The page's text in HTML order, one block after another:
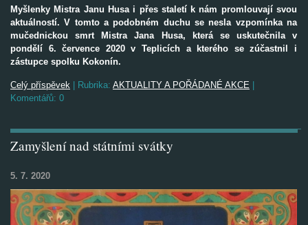
Myšlenky Mistra Janu Husa i přes staletí k nám promlouvají svou
aktuálností. V tomto a podobném duchu se nesla vzpomínka na
mučednickou smrt Mistra Jana Husa, která se uskutečnila v
pondělí 6. července 2020 v Teplicích a kterého se zúčastnil i
zástupce spolku Kokonín.
Celý příspěvek Rubrika: AKTUALITY A POŘÁDANÉ AKCE
Komentářů: 0
Zamyšlení nad státními svátky
5. 7. 2020